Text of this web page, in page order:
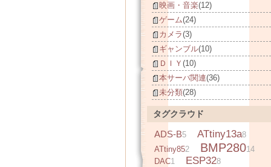
映画・音楽(12)
ゲーム(24)
カメラ(3)
ギャンブル(10)
ＤＩＹ (10)
本サーバ関連(36)
未分類(28)
タグクラウド
ADS-B5 ATtiny13a8
ATtiny852 BMP28014
DAC1 ESP328